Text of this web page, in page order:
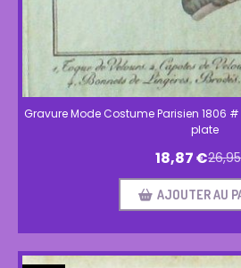
Gravure Mode Costume Parisien 1806
plate
18,87€26,95
AJOUTER AU